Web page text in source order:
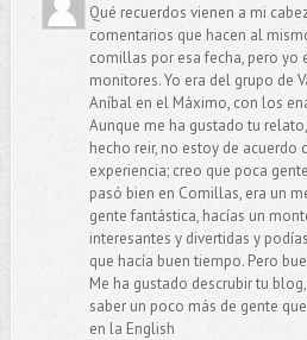
Qué recuerdos vienen a mi
comentarios que hacen al
comillas por esa fecha, pero yo
monitores. Yo era del grupo de
Aníbal en el Máximo, con los
Aunque me ha gustado tu
hecho reir, no estoy de acuerdo
experiencia; creo que poca
pasó bien en Comillas, era un
gente fantástica, hacías un
interesantes y divertidas y
que hacía buen tiempo. Pero
Me ha gustado descrubir tu
saber un poco más de gente
en la English